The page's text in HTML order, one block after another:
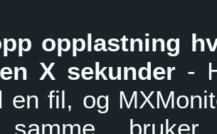
opplastning
X sekunder -
en fil, og